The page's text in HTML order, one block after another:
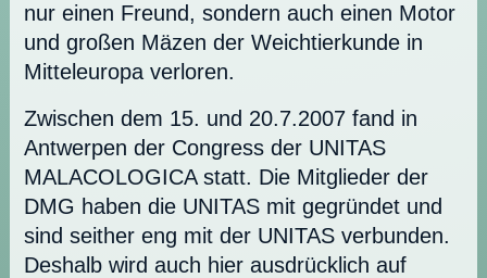
nur einen Freund, sondern auch einen Motor
und großen Mäzen der Weichtierkunde in
Mitteleuropa verloren.
Zwischen dem 15. und 20.7.2007 fand in
Antwerpen der Congress der UNITAS
MALACOLOGICA statt. Die Mitglieder der
DMG haben die UNITAS mit gegründet und
sind seither eng mit der UNITAS verbunden.
Deshalb wird auch hier ausdrücklich auf